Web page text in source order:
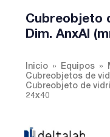
Cubreobjeto
Dim. AnxAl
Inicio Equipos
Cubreobjetos de
Cubreobjeto de
24x40